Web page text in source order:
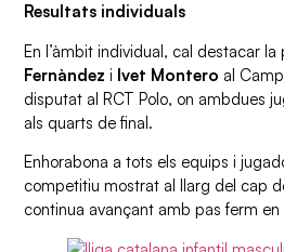
Resultats individuals
En l’àmbit individual, cal destacar la
Fernàndez i Ivet Montero al
disputat al RCT Polo, on ambdues
als quarts de final.
Enhorabona a tots els equips i
competitiu mostrat al llarg del cap
continua avançant amb pas ferm